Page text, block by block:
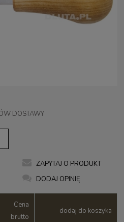
DOSTAWY
ZAPYTAJ O PRODUKT
DODAJ OPINIĘ
Cena
brutto
dodaj do koszyka